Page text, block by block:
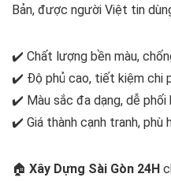
Bản, được người Việt tin
✔️ Chất lượng bền màu,
✔️ Độ phủ cao, tiết kiệm chi
✔️ Màu sắc đa dạng, dễ phối
✔️ Giá thành cạnh tranh, phù
🏠 Xây Dựng Sài Gòn 24H